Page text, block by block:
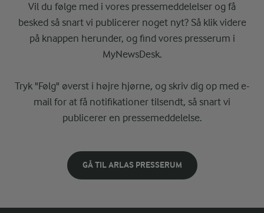
Vil du følge med i vores pressemeddelelser og få
besked så snart vi publicerer noget nyt? Så klik videre
på knappen herunder, og find vores presserum i
MyNewsDesk.
Tryk "Følg" øverst i højre hjørne, og skriv dig op med e-
mail for at få notifikationer tilsendt, så snart vi
publicerer en pressemeddelelse.
GÅ TIL ARLAS PRESSERUM